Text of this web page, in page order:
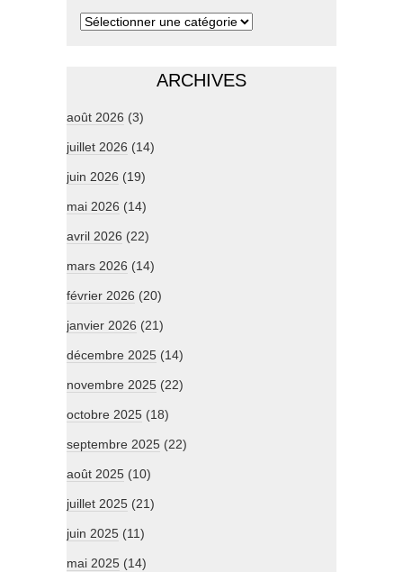
ARCHIVES
août 2026 (3)
juillet 2026 (14)
juin 2026 (19)
mai 2026 (14)
avril 2026 (22)
mars 2026 (14)
février 2026 (20)
janvier 2026 (21)
décembre 2025 (14)
novembre 2025 (22)
octobre 2025 (18)
septembre 2025 (22)
août 2025 (10)
juillet 2025 (21)
juin 2025 (11)
mai 2025 (14)